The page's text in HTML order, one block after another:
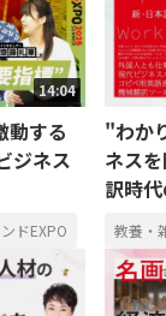
14:04
動する
ジネス
ドEXPO
"わか
ネス
訳時
教養・